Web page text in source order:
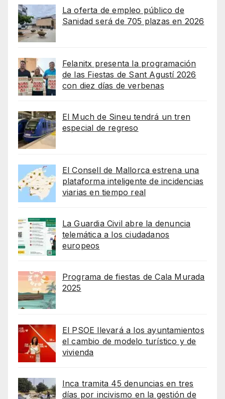
La oferta de empleo público de
Sanidad será de 705 plazas en 2026
Felanitx presenta la programación
de las Fiestas de Sant Agustí 2026
con diez días de verbenas
El Much de Sineu tendrá un tren
especial de regreso
El Consell de Mallorca estrena una
plataforma inteligente de incidencias
viarias en tiempo real
La Guardia Civil abre la denuncia
telemática a los ciudadanos
europeos
Programa de fiestas de Cala Murada
2025
El PSOE llevará a los ayuntamientos
el cambio de modelo turístico y de
vivienda
Inca tramita 45 denuncias en tres
días por incivismo en la gestión de